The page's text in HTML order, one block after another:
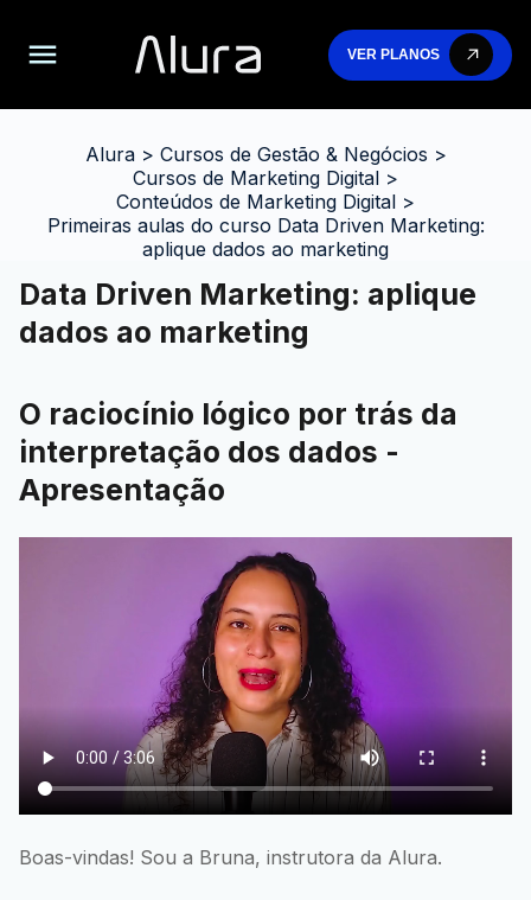
VER PLANOS
Alura> Cursos de Gestão & Negócios >
Cursos de Marketing Digital >
Conteúdos de Marketing Digital >
Primeiras aulas do curso Data Driven Marketing:
aplique dados ao marketing
Data Driven Marketing: aplique
dados ao marketing
O raciocínio lógico por trás da
interpretação dos dados -
Apresentação
Boas-vindas! Sou a Bruna, instrutora da Alura.